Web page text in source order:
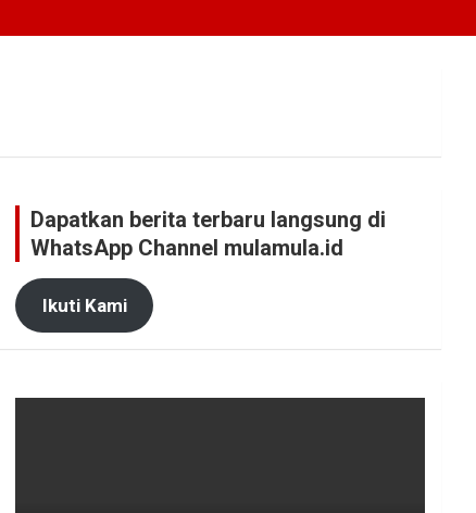
Dapatkan berita terbaru langsung di
WhatsApp Channel mulamula.id
Ikuti Kami